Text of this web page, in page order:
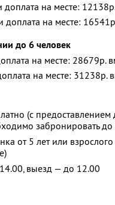
доплата на месте:
доплата на месте:
до 6 человек
на месте: 28679р.
на месте: 31238р.
(с предоставлением
забронировать до
от 5 лет или
выезд — до 12.00